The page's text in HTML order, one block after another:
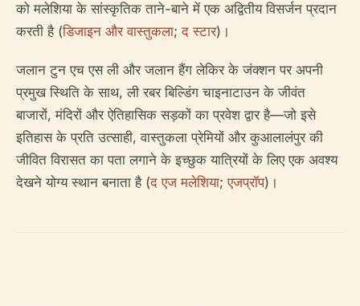
को मलेशिया के सांस्कृतिक ताने-बाने में एक अद्वितीय विसर्जन प्रदान
करती है (डिजाइन और वास्तुकला;द स्टार)।
जलान टुन एच एस ली और जलान हैंग लेकिर के जंक्शन पर अपनी
प्रमुख स्थिति के साथ, ली रबर बिल्डिंग चाइनाटाउन के जीवंत
बाजारों, मंदिरों और ऐतिहासिक सड़कों का प्रवेश द्वार है—जो इसे
इतिहास के प्रति उत्साही, वास्तुकला प्रेमियों और कुआलालंपुर की
जीवित विरासत का पता लगाने के इच्छुक यात्रियों के लिए एक अवश्य
देखने योग्य स्थान बनाता है (द एज मलेशिया;एजप्रॉप)।